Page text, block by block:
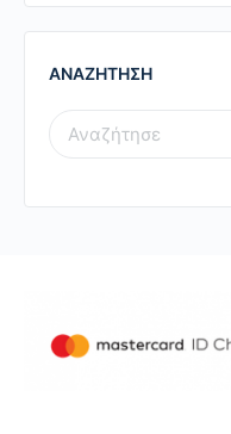
ΑΝΑΖΗΤΗΣΗ
SEARCH
FOR: